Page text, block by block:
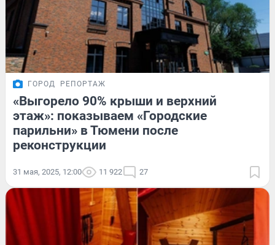
ГОРОД РЕПОРТАЖ
«Выгорело 90% крыши и верхний
этаж»: показываем «Городские
парильни» в Тюмени после
реконструкции
31 мая, 2025, 12:00 11 922 27